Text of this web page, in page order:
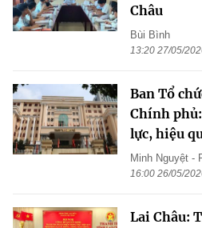
Châu
Bùi Bình
13:20 27/05/
Ban Tổ
Chính
lực, hiệu
Minh Nguyệt -
16:00 26/05/
Lai Châu: